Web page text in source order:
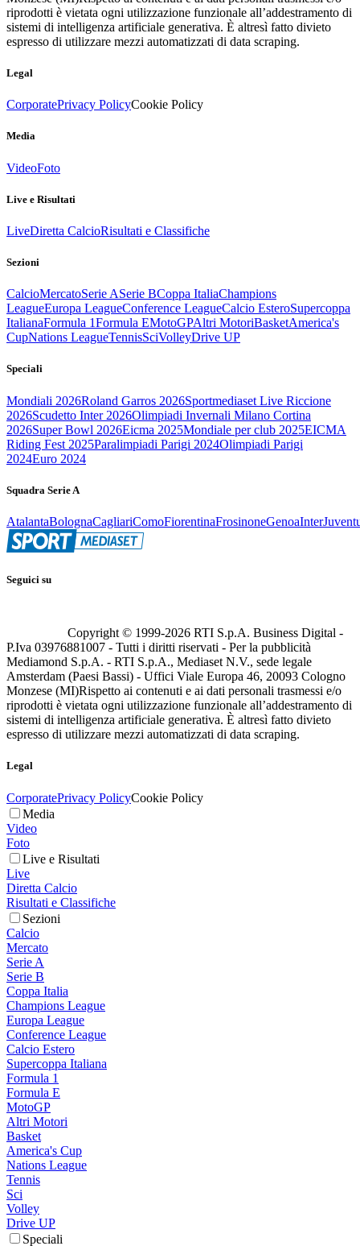
riprodotti è vietata ogni utilizzazione funzionale all’addestramento di
sistemi di intelligenza artificiale generativa. È altresì fatto divieto
espresso di utilizzare mezzi automatizzati di data scraping.
Legal
CorporatePrivacy PolicyCookie Policy
Media
VideoFoto
Live e Risultati
LiveDiretta CalcioRisultati e Classifiche
Sezioni
CalcioMercatoSerie ASerie BCoppa ItaliaChampions
LeagueEuropa LeagueConference LeagueCalcio EsteroSupercoppa
ItalianaFormula 1Formula EMotoGPAltri MotoriBasketAmerica's
CupNations LeagueTennisSciVolleyDrive UP
Speciali
Mondiali 2026Roland Garros 2026Sportmediaset Live Riccione
2026Scudetto Inter 2026Olimpiadi Invernali Milano Cortina
2026Super Bowl 2026Eicma 2025Mondiale per club 2025EICMA
Riding Fest 2025Paralimpiadi Parigi 2024Olimpiadi Parigi
2024Euro 2024
Squadra Serie A
AtalantaBolognaCagliariComoFiorentinaFrosinoneGenoaInter
Seguici su
Copyright © 1999-2026 RTI S.p.A. Business Digital -
P.Iva 03976881007 - Tutti i diritti riservati - Per la pubblicità
Mediamond S.p.A. - RTI S.p.A., Mediaset N.V., sede legale
Amsterdam (Paesi Bassi) - Uffici Viale Europa 46, 20093 Cologno
Monzese (MI)Rispetto ai contenuti e ai dati personali trasmessi e/o
riprodotti è vietata ogni utilizzazione funzionale all’addestramento di
sistemi di intelligenza artificiale generativa. È altresì fatto divieto
espresso di utilizzare mezzi automatizzati di data scraping.
Legal
CorporatePrivacy PolicyCookie Policy
Media
Video
Foto
Live e Risultati
Live
Diretta Calcio
Risultati e Classifiche
Sezioni
Calcio
Mercato
Serie A
Serie B
Coppa Italia
Champions League
Europa League
Conference League
Calcio Estero
Supercoppa Italiana
Formula 1
Formula E
MotoGP
Altri Motori
Basket
America's Cup
Nations League
Tennis
Sci
Volley
Drive UP
Speciali